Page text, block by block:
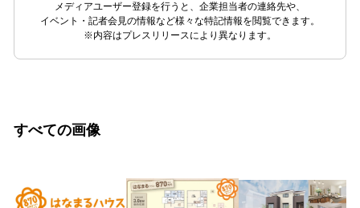
メディアユーザー登録を行うと、企業担当者の連絡先や、
イベント・記者会見の情報など様々な特記情報を閲覧できます。
※内容はプレスリリースにより異なります。
すべての画像